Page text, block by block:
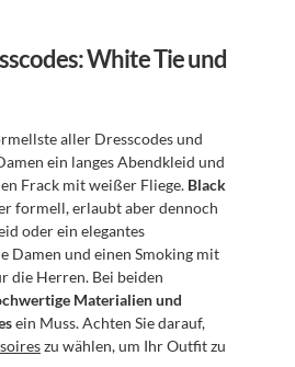
White Tie und
aller Dresscodes und
ein langes Abendkleid und
Frack mit weißer Fliege. Black
formell, erlaubt aber dennoch
oder ein elegantes
Damen und einen Smoking mit
die Herren. Bei beiden
Materialien und
ein Muss. Achten Sie darauf,
zu wählen, um Ihr Outfit zu